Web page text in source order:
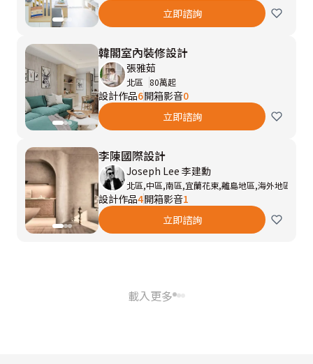
立即諮詢
韓閣室內裝修設計
張雅茹
北區 80萬起
設計作品6開箱影音0
立即諮詢
李陳國際設計
Joseph Lee 李建勳
北區,中區,南區,宜蘭花東,離島地區,海外地區
設計作品4開箱影音1
立即諮詢
載入更多